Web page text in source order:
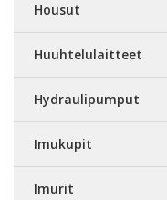
Housut
Huuhtelulaitteet
Hydraulipumput
Imukupit
Imurit